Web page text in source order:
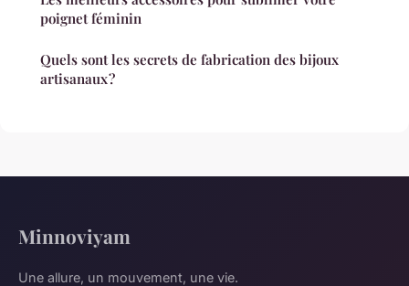
poignet féminin
Quels sont les secrets de fabrication des bijoux
artisanaux ?
Minnoviyam
Une allure, un mouvement, une vie.